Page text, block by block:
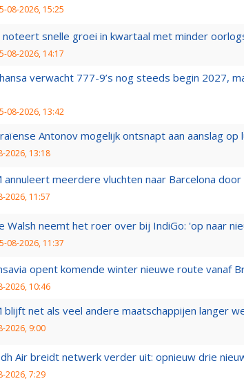
08-2026, 15:25
noteert snelle groei in kwartaal met minder
08-2026, 14:17
verwacht 777-9’s nog steeds begin 2027,
08-2026, 13:42
Antonov mogelijk ontsnapt aan aanslag op
2026, 13:18
annuleert meerdere vluchten naar Barcelona
2026, 11:57
Walsh neemt het roer over bij IndiGo: 'op naar
08-2026, 11:37
opent komende winter nieuwe route vanaf
2026, 10:46
blijft net als veel andere maatschappijen langer
2026, 9:00
Air breidt netwerk verder uit: opnieuw drie
2026, 7:29